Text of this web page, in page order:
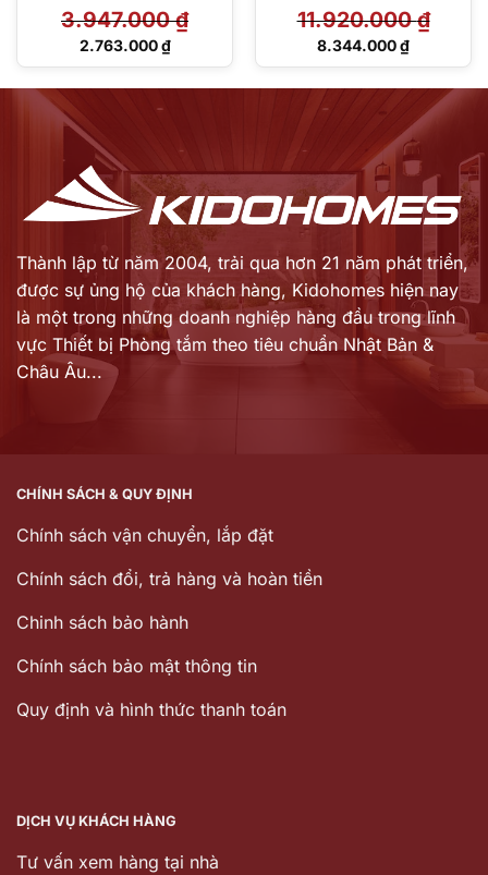
3.947.000₫
Giá
2.763.000₫
Giá
11.920.000₫
Giá
11.920.000 ₫.
8.344.000₫
Giá
8.344.000 ₫.
Thành lập từ năm 2004, trải qua hơn 21 năm phát triển,
được sự ủng hộ của khách hàng, Kidohomes hiện nay
là một trong những doanh nghiệp hàng đầu trong lĩnh
vực Thiết bị Phòng tắm theo tiêu chuẩn Nhật Bản &
Châu Âu...
CHÍNH SÁCH & QUY ĐỊNH
Chính sách vận chuyển, lắp đặt
Chính sách đổi, trả hàng và hoàn tiền
Chinh sách bảo hành
Chính sách bảo mật thông tin
Quy định và hình thức thanh toán
DỊCH VỤ KHÁCH HÀNG
Tư vấn xem hàng tại nhà